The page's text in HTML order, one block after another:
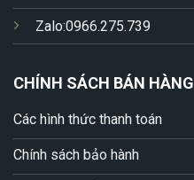
Zalo:0966.275.739
CHÍNH SÁCH BÁN HÀNG
Các hình thức thanh toán
Chính sách bảo hành